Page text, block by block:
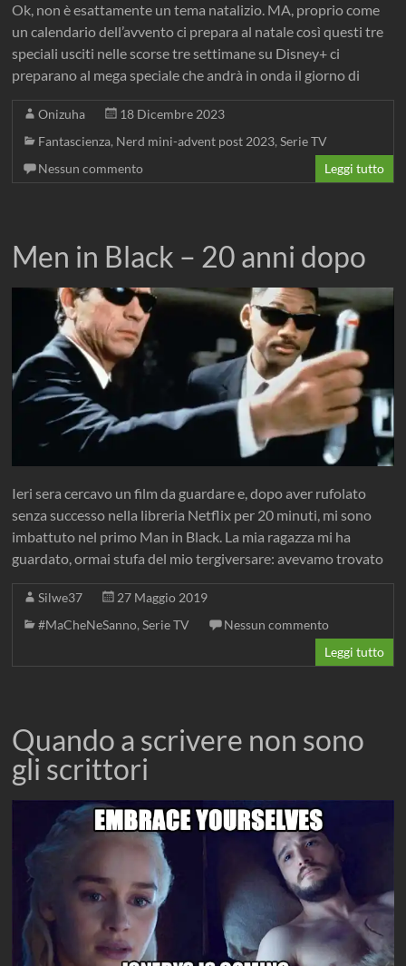
Ok, non è esattamente un tema natalizio. MA, proprio come
un calendario dell’avvento ci prepara al natale così questi tre
speciali usciti nelle scorse tre settimane su Disney+ ci
preparano al mega speciale che andrà in onda il giorno di
Onizuha
18 Dicembre 2023
Fantascienza, Nerd mini-advent post 2023,Serie TV
Nessun commento
Leggi tutto
Men in Black – 20 anni dopo
Ieri sera cercavo un film da guardare e, dopo aver rufolato
senza successo nella libreria Netflix per 20 minuti, mi sono
imbattuto nel primo Man in Black. La mia ragazza mi ha
guardato, ormai stufa del mio tergiversare: avevamo trovato
Silwe37
27 Maggio 2019
#MaCheNeSanno,Serie TV
Nessun commento
Leggi tutto
Quando a scrivere non sono
gli scrittori